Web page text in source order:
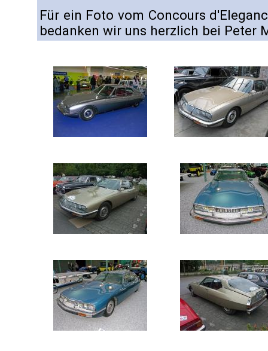
Für ein Foto vom Concours
bedanken wir uns herzlich bei Peter